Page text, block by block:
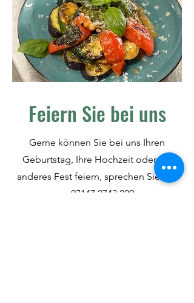
Feiern Sie bei uns
Gerne können Sie bei uns Ihren
Geburtstag, Ihre Hochzeit oder ein
anderes Fest feiern, sprechen Sie uns
07147 2743 229.